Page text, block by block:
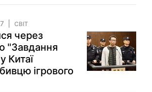
СВІТ
через
"Завдання
Китаї
ігрового